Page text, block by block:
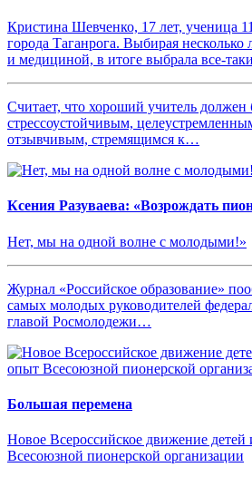
Кристина Шевченко, 17 лет, ученица
города Таганрога. Выбирая несколько
и медициной, в итоге выбрала все-
Считает, что хороший учитель должен
стрессоустойчивым,
отзывчивым, стремящимся к…
Ксения Разуваева: «Возрождать
Нет, мы на одной волне с молодыми!»
Журнал «Российское образование»
самых молодых руководителей
главой Росмолодежи…
Большая перемена
Новое Всероссийское движение
Всесоюзной пионерской организации